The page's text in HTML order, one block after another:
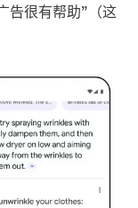
告很有帮助”（这